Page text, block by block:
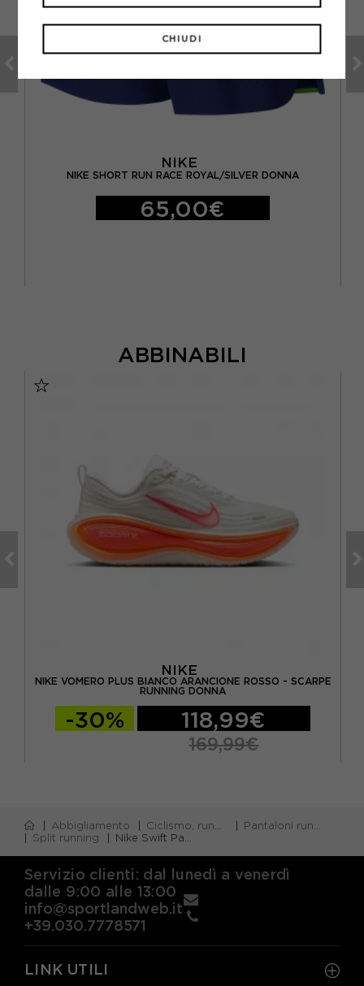
NIKE
NIKE SHORT RUN RACE ROYAL/SILVER DONNA
65,00€
ABBINABILI
NIKE
NIKE VOMERO PLUS BIANCO ARANCIONE ROSSO - SCARPE
RUNNING DONNA
-30% 118,99€
169,99€
Abbigliamento Ciclismo, running e piscina
Pantaloni running corti
Split running
Nike Swift Pantaloncini Running Tight Hr 4" Lt Magenta Reflective Sil Donna
Servizio clienti: dal lunedì a venerdì
dalle 9:00 alle 13:00
info@sportlandweb.it
+39.030.7778571
LINK UTILI
CHIUDI